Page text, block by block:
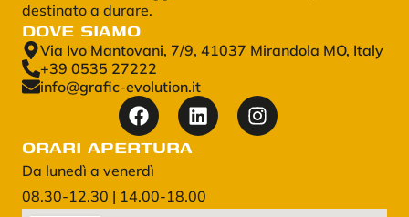
destinato a durare.
DOVE SIAMO
Via Ivo Mantovani, 7/9, 41037 Mirandola MO, Italy
+39 0535 27222
info@grafic-evolution.it
ORARI APERTURA
Da lunedì a venerdì
08.30-12.30 | 14.00-18.00